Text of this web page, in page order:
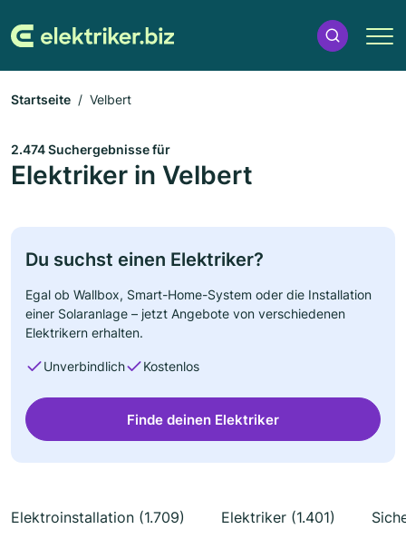
Startseite Velbert
2.474 Suchergebnisse für
Elektriker in Velbert
Du suchst einen Elektriker?
Egal ob Wallbox, Smart-Home-System oder die Installation
einer Solaranlage – jetzt Angebote von verschiedenen
Elektrikern erhalten.
Unverbindlich Kostenlos
Finde deinen Elektriker
Elektroinstallation (1.709) Elektriker (1.401)